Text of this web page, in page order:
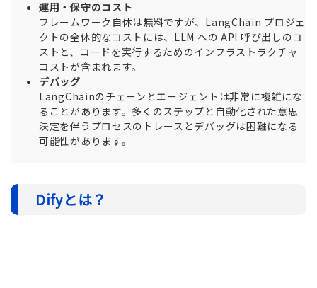
運用・保守のコスト
フレームワーク自体は無料ですが、LangChain プロジェ
クトの全体的なコストには、LLM への API 呼び出しのコ
ストと、コードを実行するためのインフラストラクチャ
コストが含まれます。
デバッグ
LangChainのチェーンとエージェントは非常に複雑にな
ることがあります。多くのステップと自動化された意思
決定を伴うプロセスのトレースとデバッグは困難になる
可能性があります。
Difyとは？